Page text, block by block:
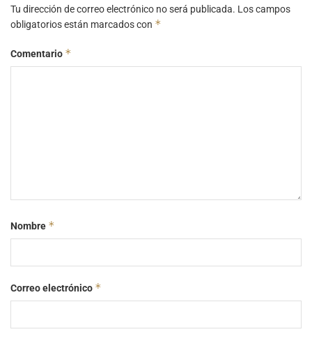
Tu dirección de correo electrónico no será publicada. Los campos
obligatorios están marcados con *
Comentario *
Nombre *
Correo electrónico *